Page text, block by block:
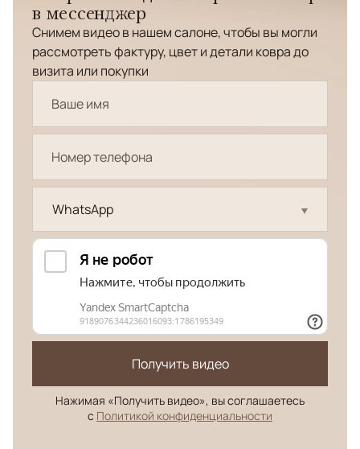
в мессенджер
Снимем видео в нашем салоне, чтобы вы могли
рассмотреть фактуру, цвет и детали ковра до
визита или покупки
WhatsApp
Получить видео
Нажимая «Получить видео», вы соглашаетесь
с Политикой конфиденциальности